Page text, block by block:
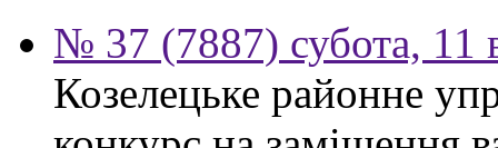
№ 37 (7887) субота, 11
Козелецьке районне